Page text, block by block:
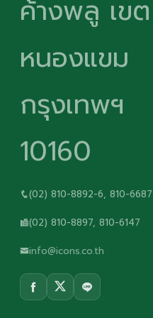
ค้างพลู เขต
หนองแขม
กรุงเทพฯ
10160
(02) 810-8892-6, 810-6687
(02) 810-8897, 810-6147
info@icons.co.th